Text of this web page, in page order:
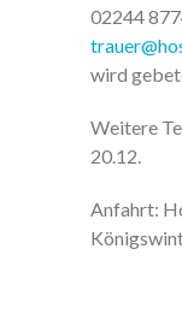
02244
wird
Weitere
20.12.
Anfahrt: